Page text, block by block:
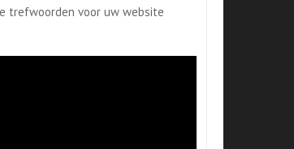
trefwoorden voor uw website